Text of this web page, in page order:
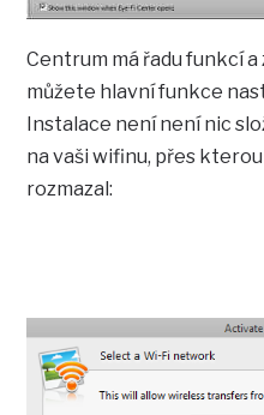
Centrum má řadu funkcí
můžete hlavní funkce
Instalace není není nic
na vaši wifinu, přes
rozmazal: